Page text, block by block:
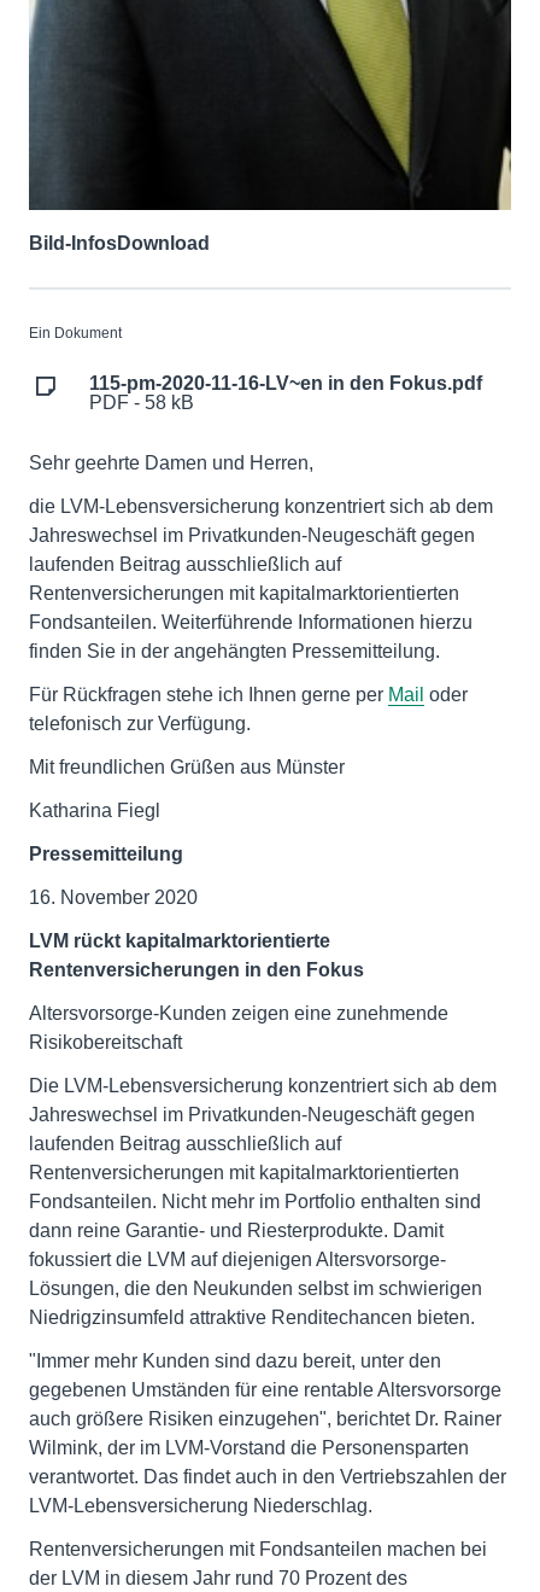
Bild-InfosDownload
Ein Dokument
115-pm-2020-11-16-LV~en in den Fokus.pdf
PDF - 58 kB
Sehr geehrte Damen und Herren,
die LVM-Lebensversicherung konzentriert sich ab dem
Jahreswechsel im Privatkunden-Neugeschäft gegen
laufenden Beitrag ausschließlich auf
Rentenversicherungen mit kapitalmarktorientierten
Fondsanteilen. Weiterführende Informationen hierzu
finden Sie in der angehängten Pressemitteilung.
Für Rückfragen stehe ich Ihnen gerne per Mail oder
telefonisch zur Verfügung.
Mit freundlichen Grüßen aus Münster
Katharina Fiegl
Pressemitteilung
16. November 2020
LVM rückt kapitalmarktorientierte
Rentenversicherungen in den Fokus
Altersvorsorge-Kunden zeigen eine zunehmende
Risikobereitschaft
Die LVM-Lebensversicherung konzentriert sich ab dem
Jahreswechsel im Privatkunden-Neugeschäft gegen
laufenden Beitrag ausschließlich auf
Rentenversicherungen mit kapitalmarktorientierten
Fondsanteilen. Nicht mehr im Portfolio enthalten sind
dann reine Garantie- und Riesterprodukte. Damit
fokussiert die LVM auf diejenigen Altersvorsorge-
Lösungen, die den Neukunden selbst im schwierigen
Niedrigzinsumfeld attraktive Renditechancen bieten.
"Immer mehr Kunden sind dazu bereit, unter den
gegebenen Umständen für eine rentable Altersvorsorge
auch größere Risiken einzugehen", berichtet Dr. Rainer
Wilmink, der im LVM-Vorstand die Personensparten
verantwortet. Das findet auch in den Vertriebszahlen der
LVM-Lebensversicherung Niederschlag.
Rentenversicherungen mit Fondsanteilen machen bei
der LVM in diesem Jahr rund 70 Prozent des